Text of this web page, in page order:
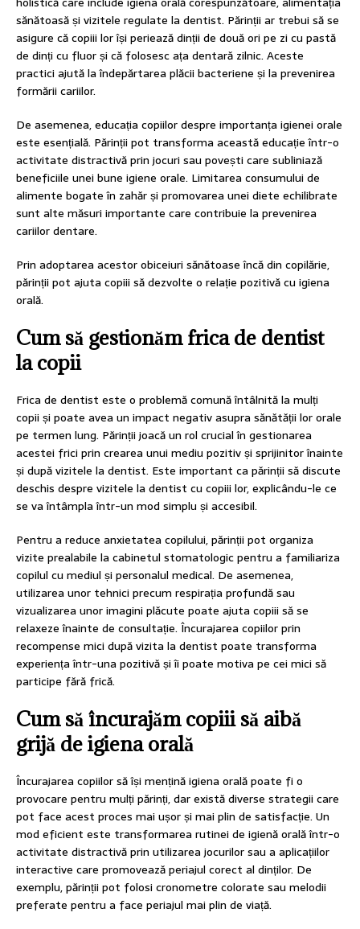
sănătoasă și vizitele regulate la dentist. Părinții ar trebui să se
asigure că copiii lor își periează dinții de două ori pe zi cu pastă
de dinți cu fluor și că folosesc ața dentară zilnic. Aceste
practici ajută la îndepărtarea plăcii bacteriene și la prevenirea
formării cariilor.
De asemenea, educația copiilor despre importanța igienei orale
este esențială. Părinții pot transforma această educație într-o
activitate distractivă prin jocuri sau povești care subliniază
beneficiile unei bune igiene orale. Limitarea consumului de
alimente bogate în zahăr și promovarea unei diete echilibrate
sunt alte măsuri importante care contribuie la prevenirea
cariilor dentare.
Prin adoptarea acestor obiceiuri sănătoase încă din copilărie,
părinții pot ajuta copiii să dezvolte o relație pozitivă cu igiena
orală.
Cum să gestionăm frica de dentist
la copii
Frica de dentist este o problemă comună întâlnită la mulți
copii și poate avea un impact negativ asupra sănătății lor orale
pe termen lung. Părinții joacă un rol crucial în gestionarea
acestei frici prin crearea unui mediu pozitiv și sprijinitor înainte
și după vizitele la dentist. Este important ca părinții să discute
deschis despre vizitele la dentist cu copiii lor, explicându-le ce
se va întâmpla într-un mod simplu și accesibil.
Pentru a reduce anxietatea copilului, părinții pot organiza
vizite prealabile la cabinetul stomatologic pentru a familiariza
copilul cu mediul și personalul medical. De asemenea,
utilizarea unor tehnici precum respirația profundă sau
vizualizarea unor imagini plăcute poate ajuta copiii să se
relaxeze înainte de consultație. Încurajarea copiilor prin
recompense mici după vizita la dentist poate transforma
experiența într-una pozitivă și îi poate motiva pe cei mici să
participe fără frică.
Cum să încurajăm copiii să aibă
grijă de igiena orală
Încurajarea copiilor să își mențină igiena orală poate fi o
provocare pentru mulți părinți, dar există diverse strategii care
pot face acest proces mai ușor și mai plin de satisfacție. Un
mod eficient este transformarea rutinei de igienă orală într-o
activitate distractivă prin utilizarea jocurilor sau a aplicațiilor
interactive care promovează periajul corect al dinților. De
exemplu, părinții pot folosi cronometre colorate sau melodii
preferate pentru a face periajul mai plin de viață.